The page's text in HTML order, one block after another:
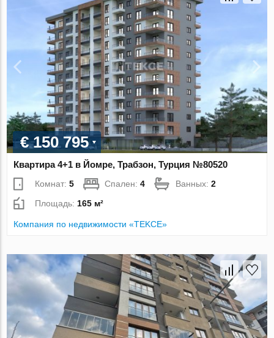
€ 150 795
Квартира 4+1 в Йомре, Трабзон, Турция №80520
Комнат:5 Спален:4 Ванных:2
Площадь: 165 м²
Компания по недвижимости «TEKCE»